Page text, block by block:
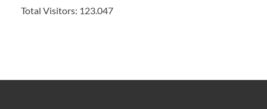
Total Visitors: 123.047